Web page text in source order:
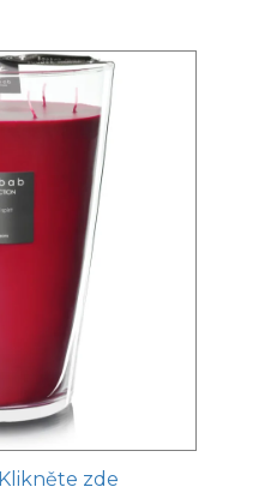
Klikněte zde